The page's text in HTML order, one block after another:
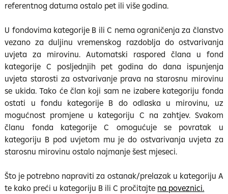
referentnog datuma ostalo pet ili više godina.
U fondovima kategorije B ili C nema ograničenja za članstvo
vezano za duljinu vremenskog razdoblja do ostvarivanja
uvjeta za mirovinu. Automatski raspored člana u fond
kategorije C posljednjih pet godina do dana ispunjenja
uvjeta starosti za ostvarivanje prava na starosnu mirovinu
se ukida. Tako će član koji sam ne izabere kategoriju fonda
ostati u fondu kategorije B do odlaska u mirovinu, uz
mogućnost promjene u kategoriju C na zahtjev. Svakom
članu fonda kategorije C omogućuje se povratak u
kategoriju B pod uvjetom mu je do ostvarivanja uvjeta za
starosnu mirovinu ostalo najmanje šest mjeseci.
Što je potrebno napraviti za ostanak/prelazak u kategoriju A
te kako preći u kategoriju B ili C pročitajte na poveznici.